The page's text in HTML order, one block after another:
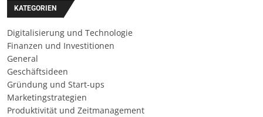
KATEGORIEN
Digitalisierung und Technologie
Finanzen und Investitionen
General
Geschäftsideen
Gründung und Start-ups
Marketingstrategien
Produktivität und Zeitmanagement